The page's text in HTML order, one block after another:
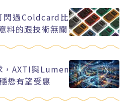
閃過Coldcard比
料的跟技術無關
，AXTI與Lumen
懋有望受惠